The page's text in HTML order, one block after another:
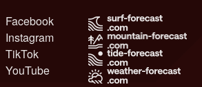
Facebook
Instagram
TikTok
YouTube